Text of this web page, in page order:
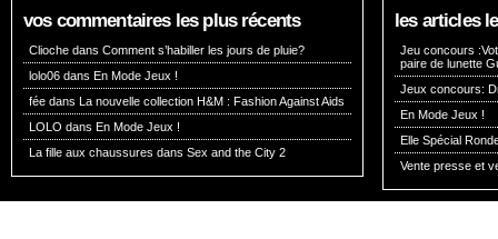
vos commentaires les plus récents
Clioche dans Comment s’habiller les jours de pluie?
lolo06 dans En Mode Jeux !
fée dans La nouvelle collection H&M : Fashion Against Aids
LOLO dans En Mode Jeux !
La fille aux chaussures dans Sex and the City 2
les articles
Jeu concours
paire de lunette
Jeux concours:
En Mode Jeux !
Elle Spécial
Vente presse et